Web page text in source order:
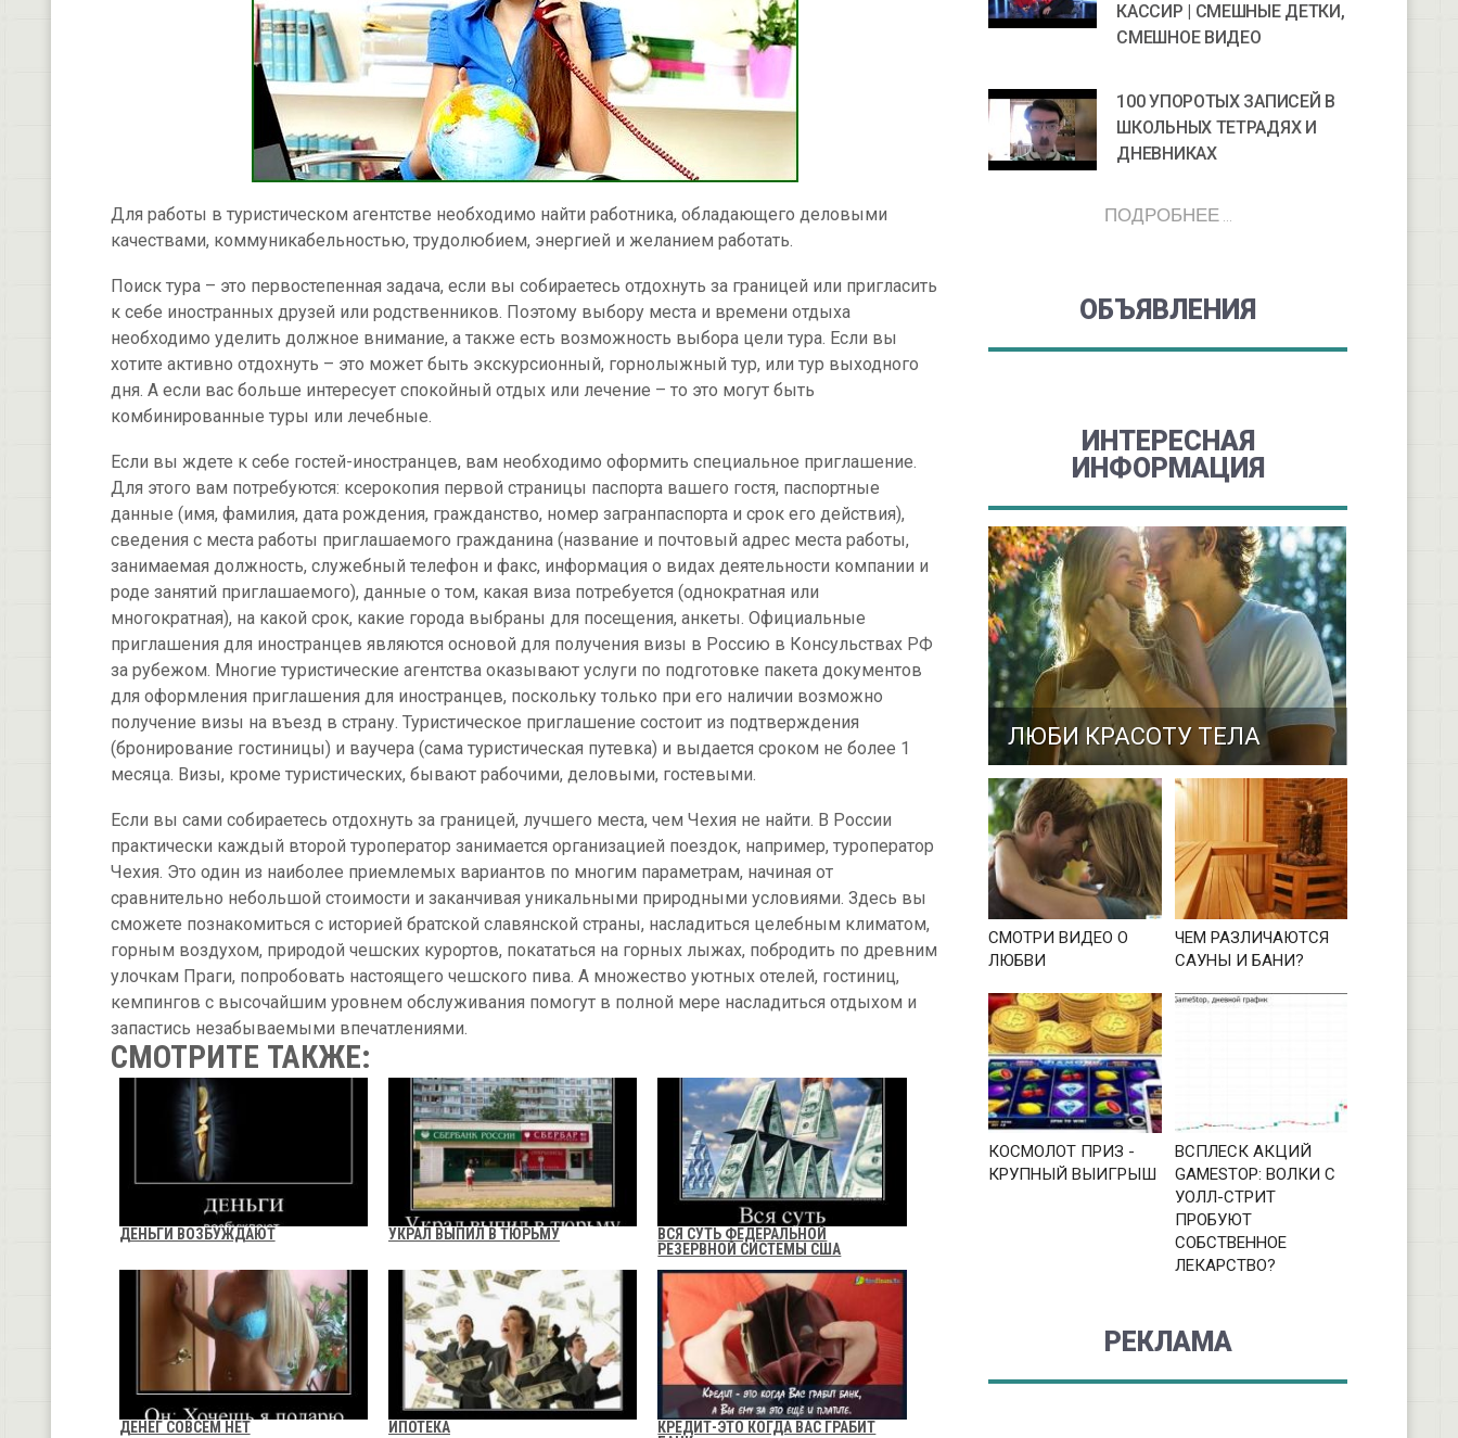
Для работы в туристическом агентстве необходимо найти работника, обладающего деловыми
качествами, коммуникабельностью, трудолюбием, энергией и желанием работать.
Поиск тура – это первостепенная задача, если вы собираетесь отдохнуть за границей или пригласить
к себе иностранных друзей или родственников. Поэтому выбору места и времени отдыха
необходимо уделить должное внимание, а также есть возможность выбора цели тура. Если вы
хотите активно отдохнуть – это может быть экскурсионный, горнолыжный тур, или тур выходного
дня. А если вас больше интересует спокойный отдых или лечение – то это могут быть
комбинированные туры или лечебные.
Если вы ждете к себе гостей-иностранцев, вам необходимо оформить специальное приглашение.
Для этого вам потребуются: ксерокопия первой страницы паспорта вашего гостя, паспортные
данные (имя, фамилия, дата рождения, гражданство, номер загранпаспорта и срок его действия),
сведения с места работы приглашаемого гражданина (название и почтовый адрес места работы,
занимаемая должность, служебный телефон и факс, информация о видах деятельности компании и
роде занятий приглашаемого), данные о том, какая виза потребуется (однократная или
многократная), на какой срок, какие города выбраны для посещения, анкеты. Официальные
приглашения для иностранцев являются основой для получения визы в Россию в Консульствах РФ
за рубежом. Многие туристические агентства оказывают услуги по подготовке пакета документов
для оформления приглашения для иностранцев, поскольку только при его наличии возможно
получение визы на въезд в страну. Туристическое приглашение состоит из подтверждения
(бронирование гостиницы) и ваучера (сама туристическая путевка) и выдается сроком не более 1
месяца. Визы, кроме туристических, бывают рабочими, деловыми, гостевыми.
Если вы сами собираетесь отдохнуть за границей, лучшего места, чем Чехия не найти. В России
практически каждый второй туроператор занимается организацией поездок, например, туроператор
Чехия. Это один из наиболее приемлемых вариантов по многим параметрам, начиная от
сравнительно небольшой стоимости и заканчивая уникальными природными условиями. Здесь вы
сможете познакомиться с историей братской славянской страны, насладиться целебным климатом,
горным воздухом, природой чешских курортов, покататься на горных лыжах, побродить по древним
улочкам Праги, попробовать настоящего чешского пива. А множество уютных отелей, гостиниц,
кемпингов с высочайшим уровнем обслуживания помогут в полной мере насладиться отдыхом и
запастись незабываемыми впечатлениями.
СМОТРИТЕ ТАКЖЕ:
ДЕНЬГИ ВОЗБУЖДАЮТ УКРАЛ ВЫПИЛ В ТЮРЬМУ
ВСЯ СУТЬ ФЕДЕРАЛЬНОЙ
РЕЗЕРВНОЙ СИСТЕМЫ США
ДЕНЕГ СОВСЕМ НЕТ ИПОТЕКА
КРЕДИТ-ЭТО КОГДА ВАС ГРАБИТ
КАССИР | СМЕШНЫЕ ДЕТКИ,
СМЕШНОЕ ВИДЕО
100 УПОРОТЫХ ЗАПИСЕЙ В
ШКОЛЬНЫХ ТЕТРАДЯХ И
ДНЕВНИКАХ
ПОДРОБНЕЕ ...
ОБЪЯВЛЕНИЯ
ИНТЕРЕСНАЯ
ИНФОРМАЦИЯ
ЛЮБИ КРАСОТУ ТЕЛА
СМОТРИ ВИДЕО О
ЛЮБВИ
ЧЕМ РАЗЛИЧАЮТСЯ
САУНЫ И БАНИ?
КОСМОЛОТ ПРИЗ -
КРУПНЫЙ ВЫИГРЫШ
ВСПЛЕСК АКЦИЙ
GAMESTOP: ВОЛКИ С
УОЛЛ-СТРИТ
ПРОБУЮТ
СОБСТВЕННОЕ
ЛЕКАРСТВО?
РЕКЛАМА